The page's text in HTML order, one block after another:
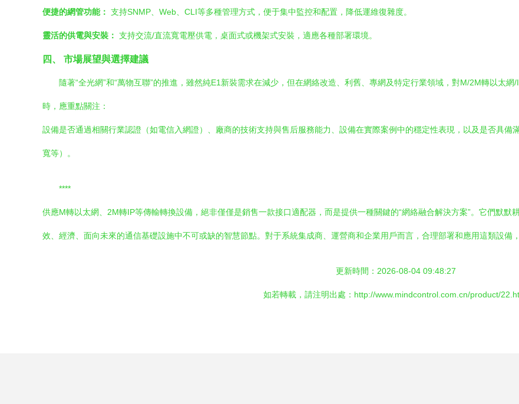
便捷的網管功能： 支持SNMP、Web、CLI等多種管理方式，便于集中監控和配置，降低運維復雜度。
靈活的供電與安裝： 支持交流/直流寬電壓供電，桌面式或機架式安裝，適應各種部署環境。
四、 市場展望與選擇建議
隨著“全光網”和“萬物互聯”的推進，雖然純E1新裝需求在減少，但在網絡改造、利舊、專網及特定行業領域，對M/2M轉以太
時，應重點關注：
設備是否通過相關行業認證（如電信入網證）、廠商的技術支持與售后服務能力、設備在實際案例中的穩定性表現，以及是否具
寬等）。
****
供應M轉以太網、2M轉IP等傳輸轉換設備，絕非僅僅是銷售一款接口適配器，而是提供一種關鍵的“網絡融合解決方案”。它們默
效、經濟、面向未來的通信基礎設施中不可或缺的智慧節點。對于系統集成商、運營商和企業用戶而言，合理部署和應用這類設備
更新時間：2026-08-04 09:48:27
如若轉載，請注明出處：http://www.mindcontrol.com.cn/product/